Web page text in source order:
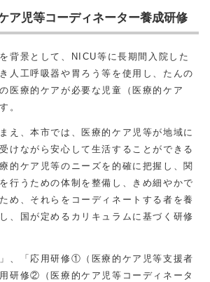
ア児等コーディネーター養成研修
背景として、NICU等に長期間入院した
人工呼吸器や胃ろう等を使用し、たんの
医療的ケアが必要な児童（医療的ケア
。
え、本市では、医療的ケア児等が地域に
けながら安心して生活することができる
的ケア児等のニーズを的確に把握し、関
行うための体制を整備し、きめ細やかで
め、それらをコーディネートする者を養
、国が定めるカリキュラムに基づく研修
、「応用研修①（医療的ケア児等支援者
研修②（医療的ケア児等コーディネータ